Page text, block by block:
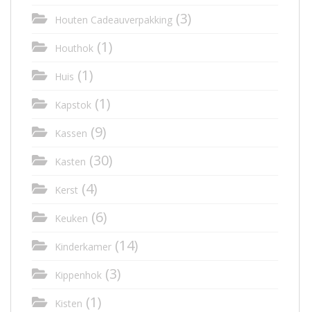
Houten Cadeauverpakking (3)
Houthok (1)
Huis (1)
Kapstok (1)
Kassen (9)
Kasten (30)
Kerst (4)
Keuken (6)
Kinderkamer (14)
Kippenhok (3)
Kisten (1)